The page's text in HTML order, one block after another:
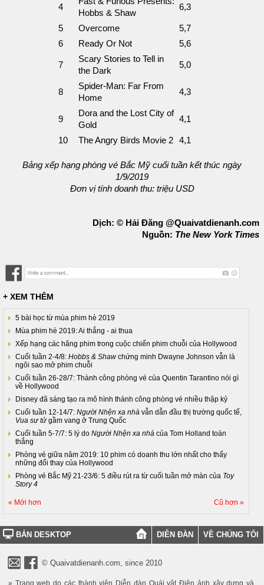
4
Hobbs & Shaw
6,3
5 Overcome
5,7
6
Ready Or Not 5,6
7
Scary Stories to Tell in
the Dark
5,0
8
Spider-Man: Far From
Home
4,3
9
Dora and the Lost City of
Gold
4,1
10 The Angry Birds Movie 2 4,1
Bảng xếp hạng phòng vé Bắc Mỹ cuối tuần kết thúc ngày
1/9/2019
Đơn vị tính doanh thu: triệu USD
Dịch: © Hải Đăng @Quaivatdienanh.com
Nguồn: The New York Times
+ XEM THÊM
5 bài học từ mùa phim hè 2019
Mùa phim hè 2019: Ai thắng - ai thua
Xếp hạng các hãng phim trong cuộc chiến phim chuỗi của Hollywood
Cuối tuần 2-4/8: Hobbs & Shawchứng minh Dwayne Johnson vẫn là
ngôi sao mở phim chuỗi
Cuối tuần 26-28/7: Thành công phòng vé của Quentin Tarantino nói gì
về Hollywood
Disney đã sáng tạo ra mô hình thành công phòng vé nhiều thập kỷ
Cuối tuần 12-14/7: Người Nhện xa nhà vẫn dẫn đầu thị trường quốc tế,
Vua sư tửgầm vang ở Trung Quốc
Cuối tuần 5-7/7: 5 lý do Người Nhện xa nhà của Tom Holland toàn
thắng
Phòng vé giữa năm 2019: 10 phim có doanh thu lớn nhất cho thấy
những đổi thay của Hollywood
Phòng vé Bắc Mỹ 21-23/6: 5 điều rút ra từ cuối tuần mở màn của Toy
Story 4
« Mới hơn Cũ hơn »
BẢN DESKTOP DIỄN ĐÀN VỀ CHÚNG TÔI
© Quaivatdienanh.com, since 2010
» Trang web do các thành viên Diễn đàn Quái vật Điện ảnh xây dựng và